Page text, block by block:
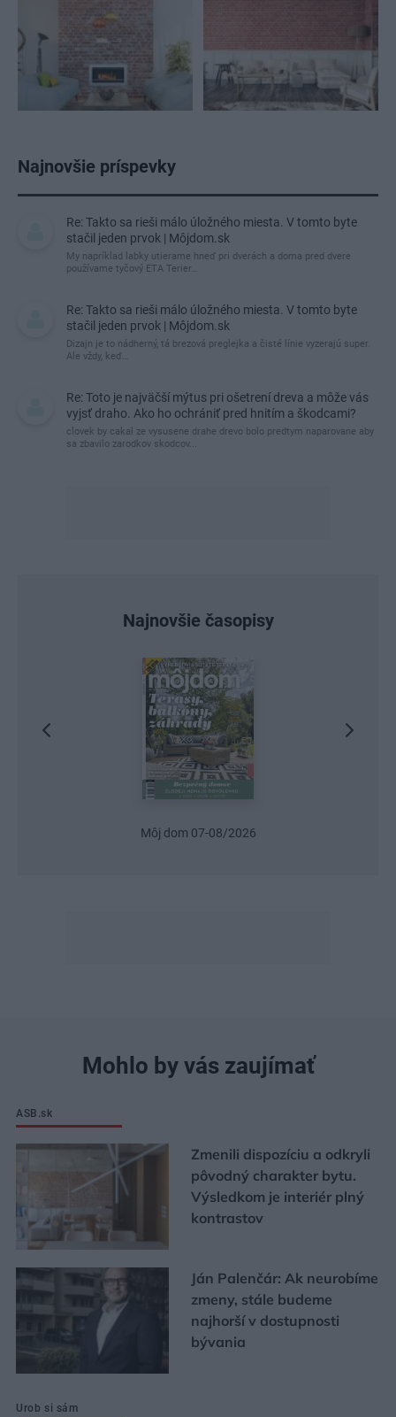
Najnovšie príspevky
Re: Takto sa rieši málo úložného miesta. V tomto byte
stačil jeden prvok | Môjdom.sk
My napríklad labky utierame hneď pri dverách a doma pred dvere
používame tyčový ETA Terier…
Re: Takto sa rieši málo úložného miesta. V tomto byte
stačil jeden prvok | Môjdom.sk
Dizajn je to nádherný, tá brezová preglejka a čisté línie vyzerajú super.
Ale vždy, keď…
Re: Toto je najväčší mýtus pri ošetrení dreva a môže vás
vyjsť draho. Ako ho ochrániť pred hnitím a škodcami?
clovek by cakal ze vysusene drahe drevo bolo predtym naparovane aby
sa zbavilo zarodkov skodcov...
Najnovšie časopisy
Môj dom 07-08/2026
Mohlo by vás zaujímať
ASB.sk
Zmenili dispozíciu a odkryli
pôvodný charakter bytu.
Výsledkom je interiér plný
kontrastov
Ján Palenčár: Ak neurobíme
zmeny, stále budeme
najhorší v dostupnosti
bývania
Urob si sám